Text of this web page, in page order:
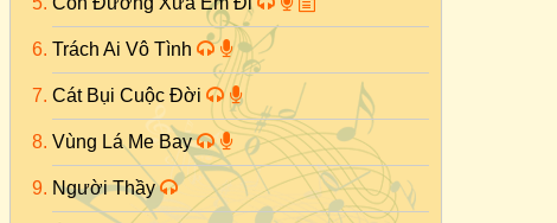
Trách Ai Vô Tình
Cát Bụi Cuộc Đời
Vùng Lá Me Bay
Người Thầy